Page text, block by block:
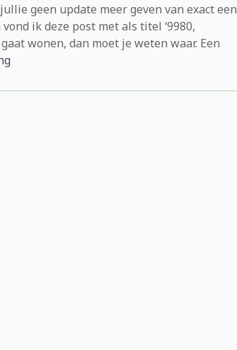
geen update meer geven van exact een
ik deze post met als titel ‘9980,
wonen, dan moet je weten waar. Een